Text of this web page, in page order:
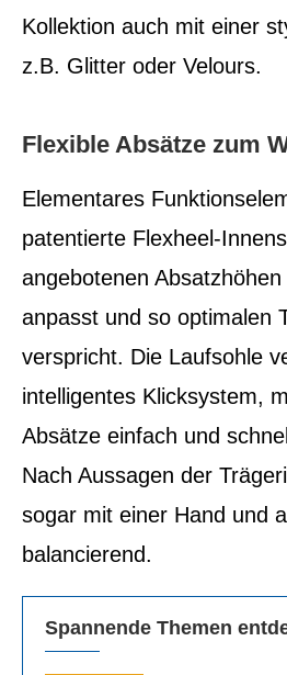
Kollektion auch mit einer
z.B. Glitter oder Velours.
Flexible Absätze zum
Elementares
patentierte Flexheel-
angebotenen
anpasst und so optimalen
verspricht. Die Laufsohle
intelligentes Klicksystem,
Absätze einfach und
Nach Aussagen der
sogar mit einer Hand und
balancierend.
Spannende Themen